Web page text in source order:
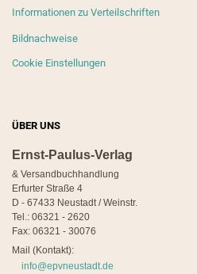
Informationen zu Verteilschriften
Bildnachweise
Cookie Einstellungen
ÜBER UNS
Ernst-Paulus-Verlag
& Versandbuchhandlung
Erfurter Straße 4
D - 67433 Neustadt / Weinstr.
Tel.: 06321 - 2620
Fax: 06321 - 30076
Mail (Kontakt):
info@epvneustadt.de